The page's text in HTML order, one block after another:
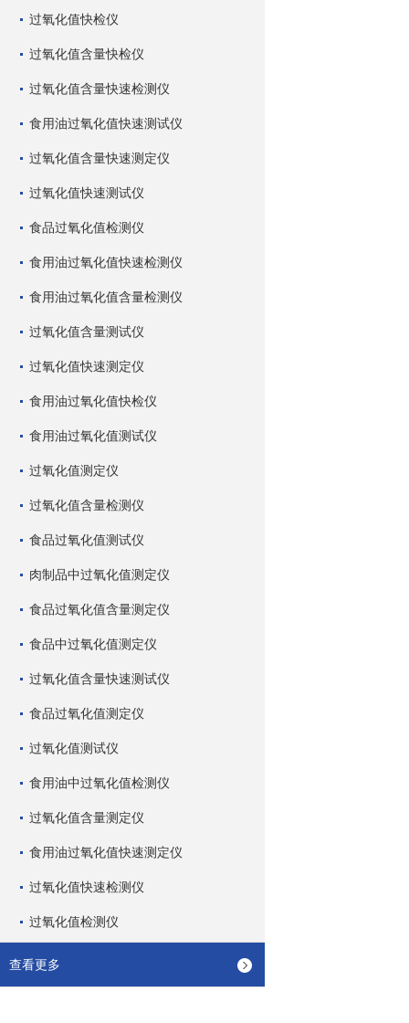
过氧化值快检仪
过氧化值含量快检仪
过氧化值含量快速检测仪
食用油过氧化值快速测试仪
过氧化值含量快速测定仪
过氧化值快速测试仪
食品过氧化值检测仪
食用油过氧化值快速检测仪
食用油过氧化值含量检测仪
过氧化值含量测试仪
过氧化值快速测定仪
食用油过氧化值快检仪
食用油过氧化值测试仪
过氧化值测定仪
过氧化值含量检测仪
食品过氧化值测试仪
肉制品中过氧化值测定仪
食品过氧化值含量测定仪
食品中过氧化值测定仪
过氧化值含量快速测试仪
食品过氧化值测定仪
过氧化值测试仪
食用油中过氧化值检测仪
过氧化值含量测定仪
食用油过氧化值快速测定仪
过氧化值快速检测仪
过氧化值检测仪
查看更多